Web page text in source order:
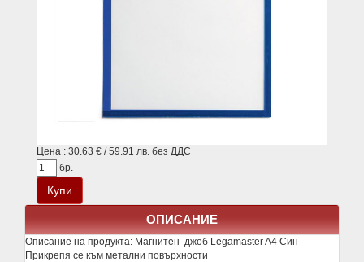
Цена : 30.63 € / 59.91 лв. без ДДС
бр.
ОПИСАНИЕ
Описание на продукта: Магнитен джоб Legamaster A4 Син
Прикрепя се към метални повърхности